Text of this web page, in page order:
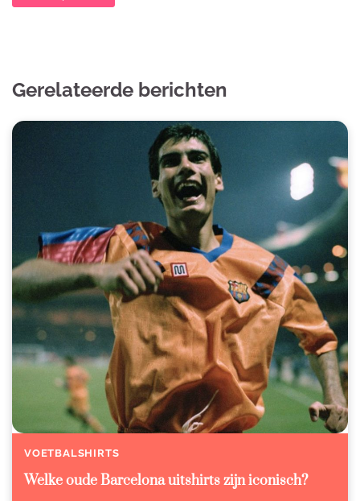
Gerelateerde berichten
VOETBALSHIRTS
Welke oude Barcelona uitshirts zijn iconisch?